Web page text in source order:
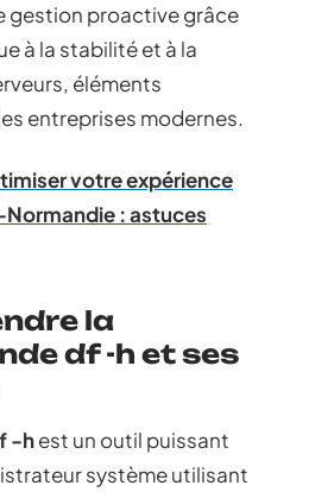
gestion proactive grâce
à la stabilité et à la
éléments
entreprises modernes.
votre expérience
: astuces
la
df -h et ses
-hest un outil puissant
système utilisant